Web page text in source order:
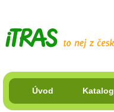
Úvod Katalog